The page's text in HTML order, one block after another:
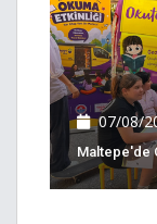
07/08/
Maltepe'de